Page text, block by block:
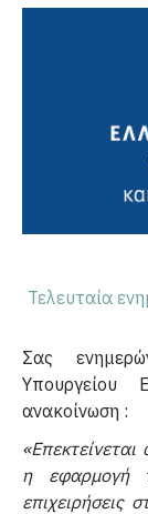
Τελευταία
Σας
Υπουργείου
ανακοίνωση :
η εφαρμογή
επιχειρήσεις